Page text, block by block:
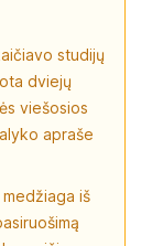
studijų
dviejų
viešosios
apraše
iš